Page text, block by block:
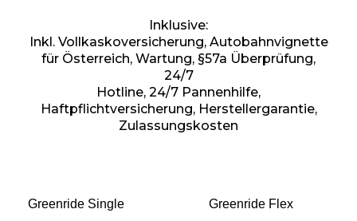
Inklusive:
Inkl. Vollkaskoversicherung, Autobahnvignette
für Österreich, Wartung, §57a Überprüfung,
24/7
Hotline, 24/7 Pannenhilfe,
Haftpflichtversicherung, Herstellergarantie,
Zulassungskosten
Greenride Single
Greenride Flex